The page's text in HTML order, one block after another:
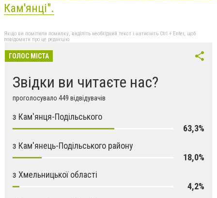
Кам'янці".
Якщо ви помітили помилку, виділіть необхідний текст і натисніть Ctrl + Enter, щоб
повідомити про це редакцію
ГОЛОС МІСТА
Звідки ви читаєте нас?
проголосувало 449 відвідувачів
з Кам'янця-Подільського
63,3%
з Кам'янець-Подільського району
18,0%
з Хмельницької області
4,2%